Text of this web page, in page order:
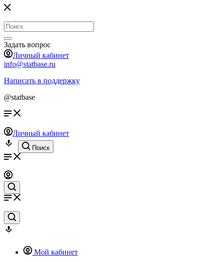
Задать вопрос
Личный кабинет
info@statbase.ru
Написать в поддержку
@statbase
Личный кабинет
Поиск
Мой кабинет